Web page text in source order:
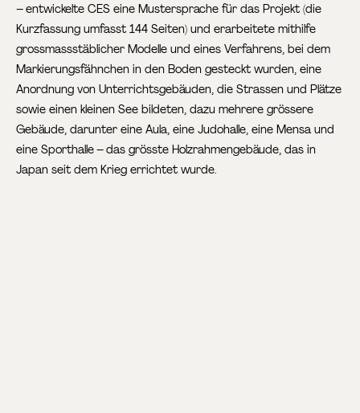
– entwickelte CES eine Mustersprache für das Projekt (die
Kurzfassung umfasst 144 Seiten) und erarbeitete mithilfe
grossmassstäblicher Modelle und eines Verfahrens, bei dem
Markierungsfähnchen in den Boden gesteckt wurden, eine
Anordnung von Unterrichtsgebäuden, die Strassen und Plätze
sowie einen kleinen See bildeten, dazu mehrere grössere
Gebäude, darunter eine Aula, eine Judohalle, eine Mensa und
eine Sporthalle – das grösste Holzrahmengebäude, das in
Japan seit dem Krieg errichtet wurde.